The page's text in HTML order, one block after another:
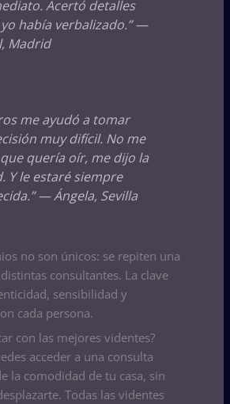
Acertó detalles
había verbalizado.” —
Madrid
me ayudó a tomar
muy difícil. No me
quería oír, me dijo la
Y le estaré siempre
—Ángela, Sevilla
no son únicos: se repiten una
consultantes. La clave
sensibilidad y
cada persona.
con las mejores videntes?
acceder a una consulta
la comodidad de tu casa, sin
Todas las videntes